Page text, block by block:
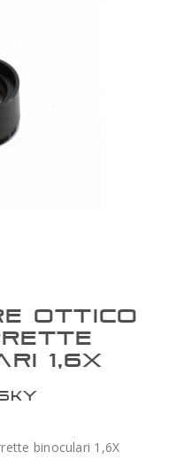
OTTICO
1,6X
binoculari 1,6X